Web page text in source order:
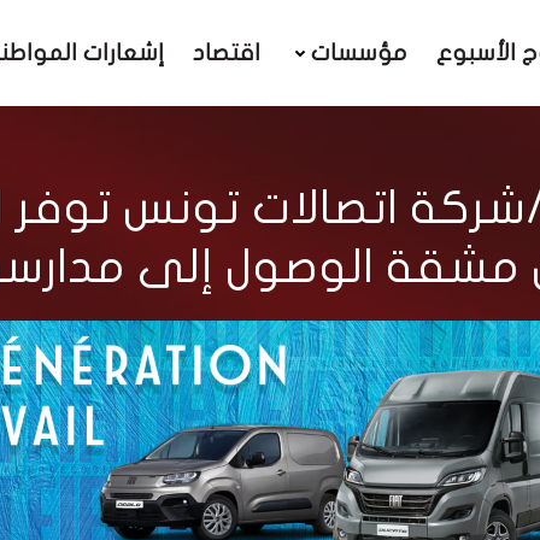
الأسبوع مؤسسات اقتصاد إشعارات
مشقة الوصول إلى